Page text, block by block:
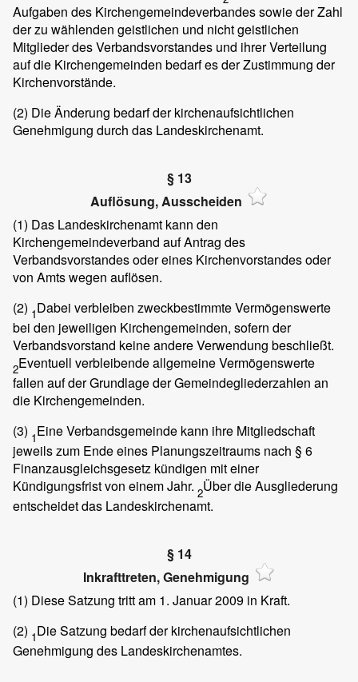
Aufgaben des Kirchengemeindeverbandes sowie der Zahl
der zu wählenden geistlichen und nicht geistlichen
Mitglieder des Verbandsvorstandes und ihrer Verteilung
auf die Kirchengemeinden bedarf es der Zustimmung der
Kirchenvorstände.
(2) Die Änderung bedarf der kirchenaufsichtlichen
Genehmigung durch das Landeskirchenamt.
§ 13
Auflösung, Ausscheiden
(1) Das Landeskirchenamt kann den
Kirchengemeindeverband auf Antrag des
Verbandsvorstandes oder eines Kirchenvorstandes oder
von Amts wegen auflösen.
(2) 1Dabei verbleiben zweckbestimmte Vermögenswerte
bei den jeweiligen Kirchengemeinden, sofern der
Verbandsvorstand keine andere Verwendung beschließt.
2Eventuell verbleibende allgemeine Vermögenswerte
fallen auf der Grundlage der Gemeindegliederzahlen an
die Kirchengemeinden.
(3) 1Eine Verbandsgemeinde kann ihre Mitgliedschaft
jeweils zum Ende eines Planungszeitraums nach § 6
Finanzausgleichsgesetz kündigen mit einer
Kündigungsfrist von einem Jahr. 2Über die Ausgliederung
entscheidet das Landeskirchenamt.
§ 14
Inkrafttreten, Genehmigung
(1) Diese Satzung tritt am 1. Januar 2009 in Kraft.
(2) 1Die Satzung bedarf der kirchenaufsichtlichen
Genehmigung des Landeskirchenamtes.